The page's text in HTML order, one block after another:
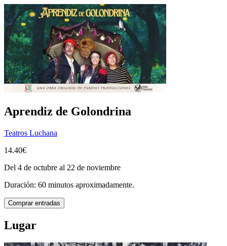
Aprendiz de Golondrina
Teatros Luchana
14.40€
Del 4 de octubre al 22 de noviembre
Duración: 60 minutos aproximadamente.
Comprar entradas
Lugar